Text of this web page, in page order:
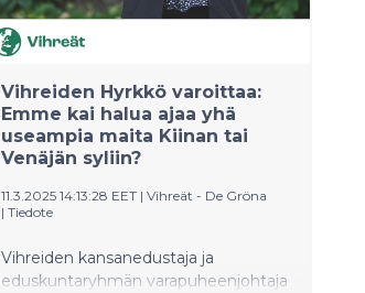
Vihreiden Hyrkkö varoittaa:
Emme kai halua ajaa yhä
useampia maita Kiinan tai
Venäjän syliin?
11.3.2025 14:13:28 EET | Vihreät - De Gröna
| Tiedote
Vihreiden kansanedustaja ja
eduskuntaryhmän varapuheenjohtaja